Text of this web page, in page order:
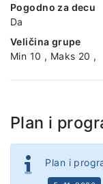
Pogodno za decu
Da
Veličina grupe
Min 10 , Maks 20 ,
Plan i
Plan i